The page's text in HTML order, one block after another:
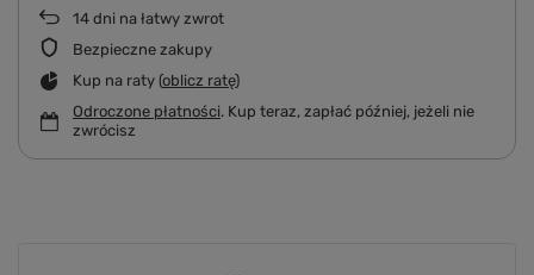
14 dni na łatwy zwrot
Bezpieczne zakupy
Kup na raty (oblicz ratę)
Odroczone płatności. Kup teraz, zapłać później, jeżeli nie
zwrócisz